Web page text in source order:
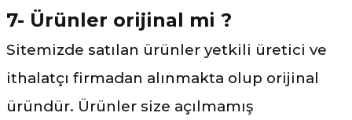
7- Ürünler orijinal mi ?
Sitemizde satılan ürünler yetkili üretici ve
ithalatçı firmadan alınmakta olup orijinal
üründür. Ürünler size açılmamış